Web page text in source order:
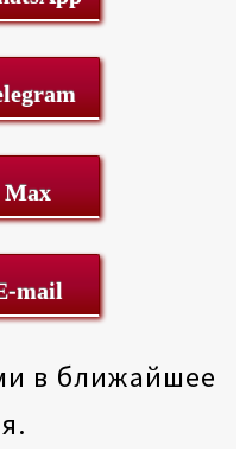
Max
mail
в ближайшее